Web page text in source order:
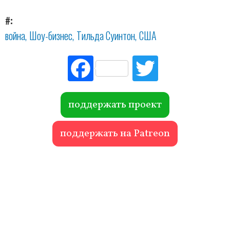
#
война Шоу-бизнес Тильда Суинтон США
Fac
ebo
ok r
поддержать проект
поддержать на Patreon